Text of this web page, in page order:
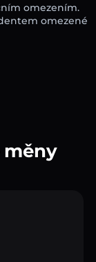
omezením.
omezené
měny